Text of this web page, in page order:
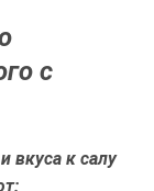
с
вкуса к салу